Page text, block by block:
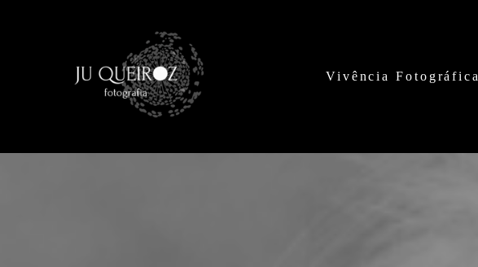
Vivência Fotográfica